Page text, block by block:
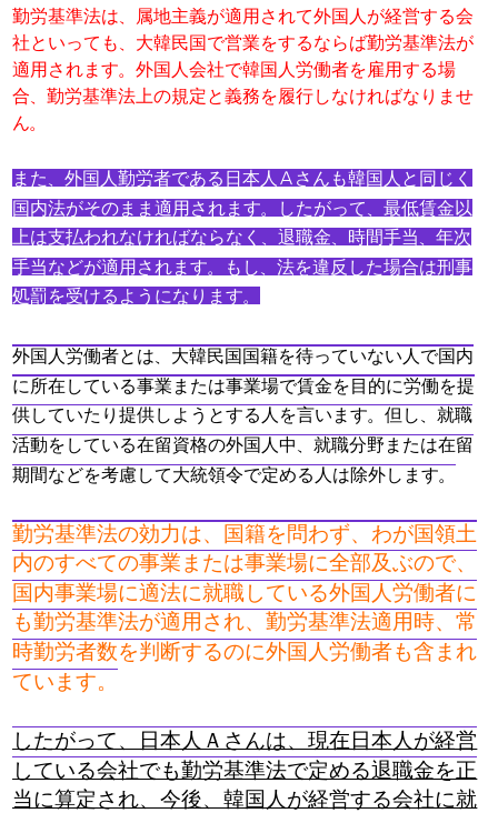
勤労基準法は、属地主義が適用されて外国人が経営する会
社といっても、大韓民国で営業をするならば勤労基準法が
適用されます。外国人会社で韓国人労働者を雇用する場
合、勤労基準法上の規定と義務を履行しなければなりませ
ん。
また、外国人勤労者である日本人Ａさんも韓国人と同じく
国内法がそのまま適用されます。したがって、最低賃金以
上は支払われなければならなく、退職金、時間手当、年次
手当などが適用されます。もし、法を違反した場合は刑事
処罰を受けるようになります。
外国人労働者とは、大韓民国国籍を待っていない人で国内
に所在している事業または事業場で賃金を目的に労働を提
供していたり提供しようとする人を言います。但し、就職
活動をしている在留資格の外国人中、就職分野または在留
期間などを考慮して大統領令で定める人は除外します。
勤労基準法の効力は、国籍を問わず、わが国領土
内のすべての事業または事業場に全部及ぶので、
国内事業場に適法に就職している外国人労働者に
も勤労基準法が適用され、勤労基準法適用時、常
時勤労者数を判断するのに外国人労働者も含まれ
ています。
​したがって、日本人Ａさんは、現在日本人が経営
している会社でも勤労基準法で定める退職金を正
当に算定され、今後、韓国人が経営する会社に就